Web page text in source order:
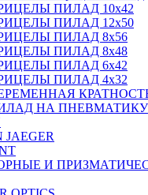
ПИЛАД 10х42
ПИЛАД 12х50
ПИЛАД 8х56
ПИЛАД 8х48
ПИЛАД 6х42
ПИЛАД 4х32
НА ПНЕВМАТИКУ
JAEGER
И